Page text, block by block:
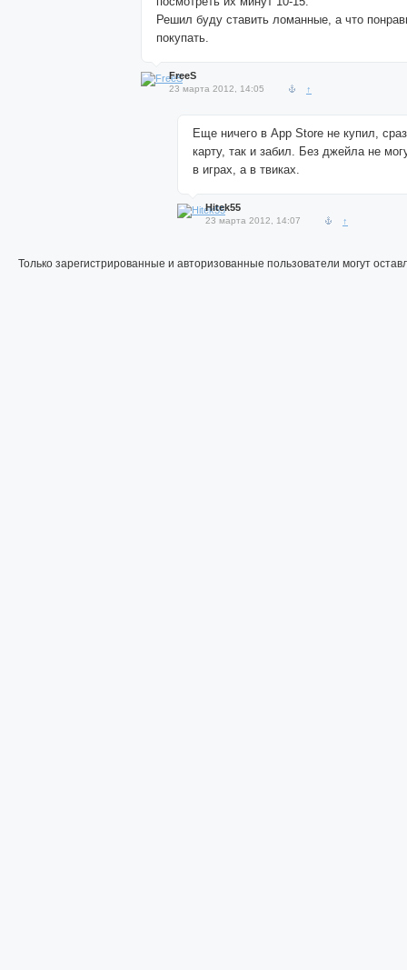
Решил буду ставить ломанные, а что
покупать.
FreeS
23 марта 2012, 14:05 ↑
Еще ничего в App Store не купил,
карту, так и забил. Без джейла не
в играх, а в твиках.
Hitek55
23 марта 2012, 14:07 ↑
Только зарегистрированные и авторизованные пользователи могут